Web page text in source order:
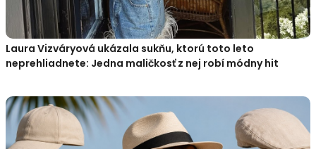
Laura Vizváryová ukázala sukňu, ktorú toto leto
neprehliadnete: Jedna maličkosť z nej robí módny hit